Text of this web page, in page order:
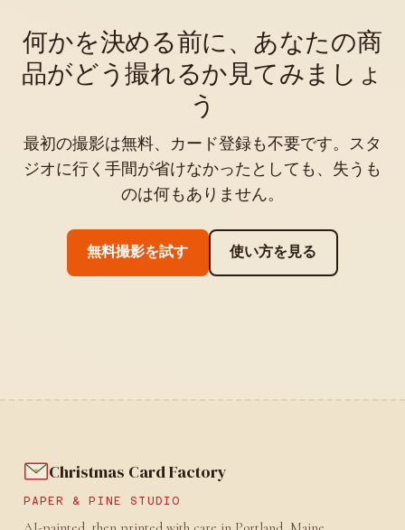
何かを決める前に、あなたの商
品がどう撮れるか見てみましょ
う
最初の撮影は無料、カード登録も不要です。スタ
ジオに行く手間が省けなかったとしても、失うも
のは何もありません。
無料撮影を試す 使い方を見る
Christmas Card Factory
PAPER & PINE STUDIO